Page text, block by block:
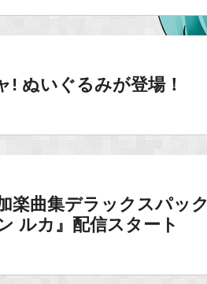
ぬいぐるみが登場！
楽曲集デラックスパック
ルカ』配信スタート